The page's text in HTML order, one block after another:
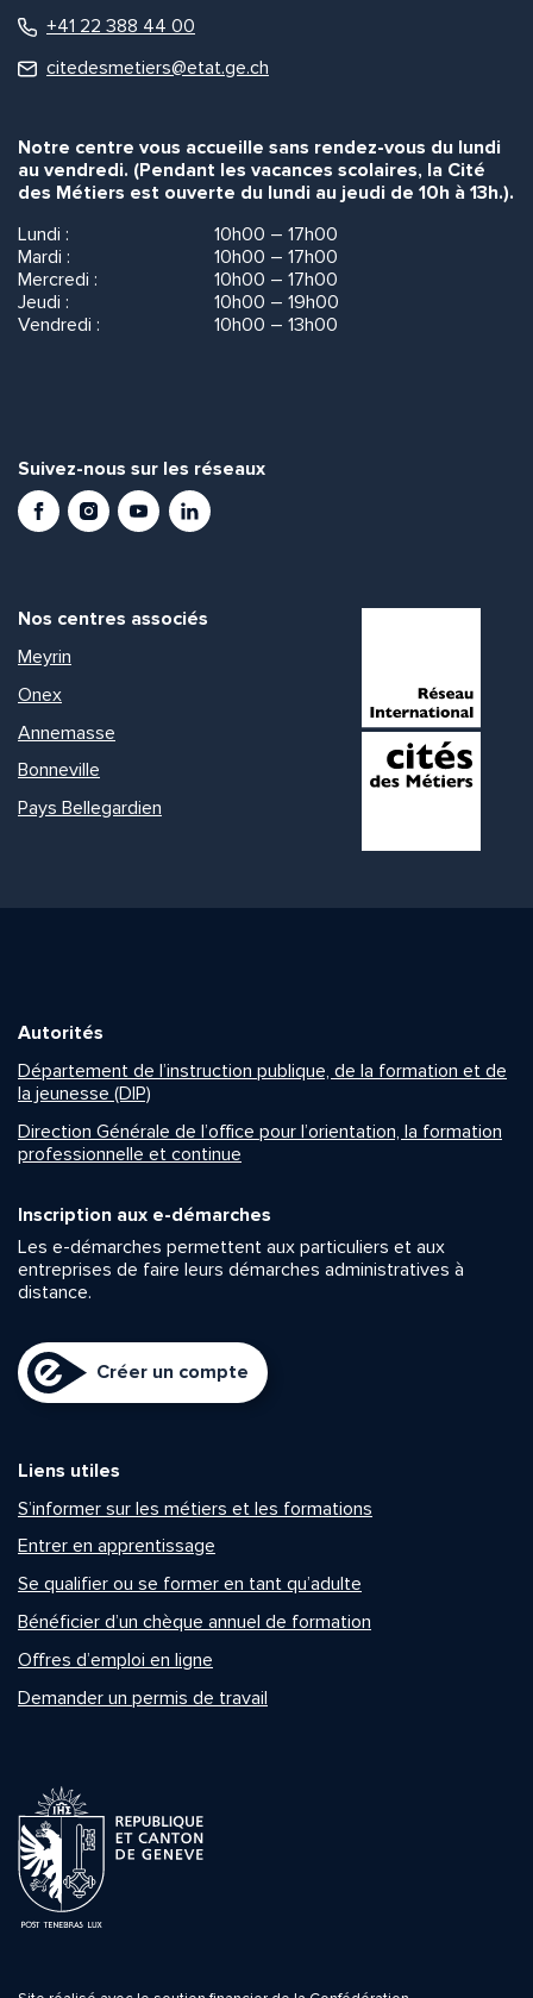
+41 22 388 44 00
citedesmetiers@etat.ge.ch
Notre centre vous accueille sans rendez-vous du lundi
au vendredi. (Pendant les vacances scolaires, la Cité
des Métiers est ouverte du lundi au jeudi de 10h à 13h.).
Lundi :
10h00 – 17h00
Mardi :
10h00 – 17h00
Mercredi :
10h00 – 17h00
Jeudi :
10h00 – 19h00
Vendredi :
10h00 – 13h00
Suivez-nous sur les réseaux
FacebookInstagramYoutubeLinkedIn
Nos centres associés
Meyrin
Onex
Annemasse
Bonneville
Pays Bellegardien
Autorités
Département de l’instruction publique, de la formation et de
la jeunesse (DIP)
Direction Générale de l’office pour l’orientation, la formation
professionnelle et continue
Inscription aux e-démarches
Les e-démarches permettent aux particuliers et aux
entreprises de faire leurs démarches administratives à
distance.
Créer un compte
Liens utiles
S’informer sur les métiers et les formations
Entrer en apprentissage
Se qualifier ou se former en tant qu’adulte
Bénéficier d’un chèque annuel de formation
Offres d’emploi en ligne
Demander un permis de travail